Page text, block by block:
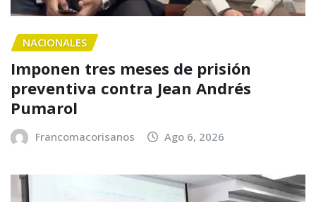
NACIONALES
Imponen tres meses de prisión
preventiva contra Jean Andrés
Pumarol
Francomacorisanos Ago 6, 2026